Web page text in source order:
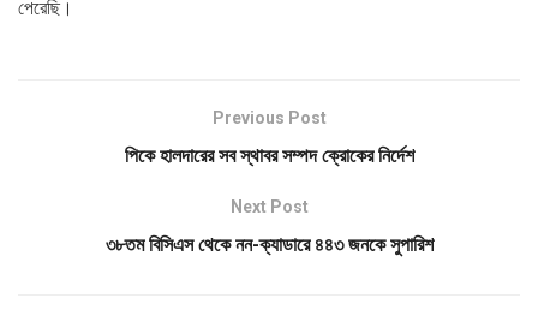
পেরেছি।
Previous Post
পিকে হালদারের সব স্থাবর সম্পদ ক্রোকের নির্দেশ
Next Post
৩৮তম বিসিএস থেকে নন-ক্যাডারে ৪৪৩ জনকে সুপারিশ